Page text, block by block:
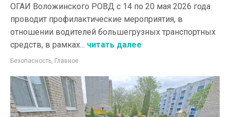
ОГАИ Воложинского РОВД с 14 по 20 мая 2026 года
проводит профилактические мероприятия, в
отношении водителей большегрузных транспортных
средств, в рамках... читать далее
Безопасность, Главное